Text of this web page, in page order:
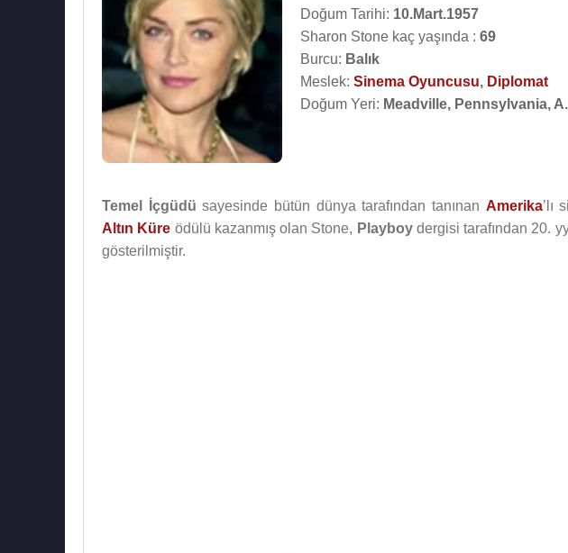
Doğum Tarihi: 10.Mart.1957
Sharon Stone kaç yaşında : 69
Burcu: Balık
Meslek: Sinema Oyuncusu, Diplomat
Doğum Yeri: Meadville, Pennsylvania,
Temel İçgüdü sayesinde bütün dünya tarafından tanınan Amerika’lı
Altın Küre ödülü kazanmış olan Stone, Playboydergisi tarafından 20.
gösterilmiştir.